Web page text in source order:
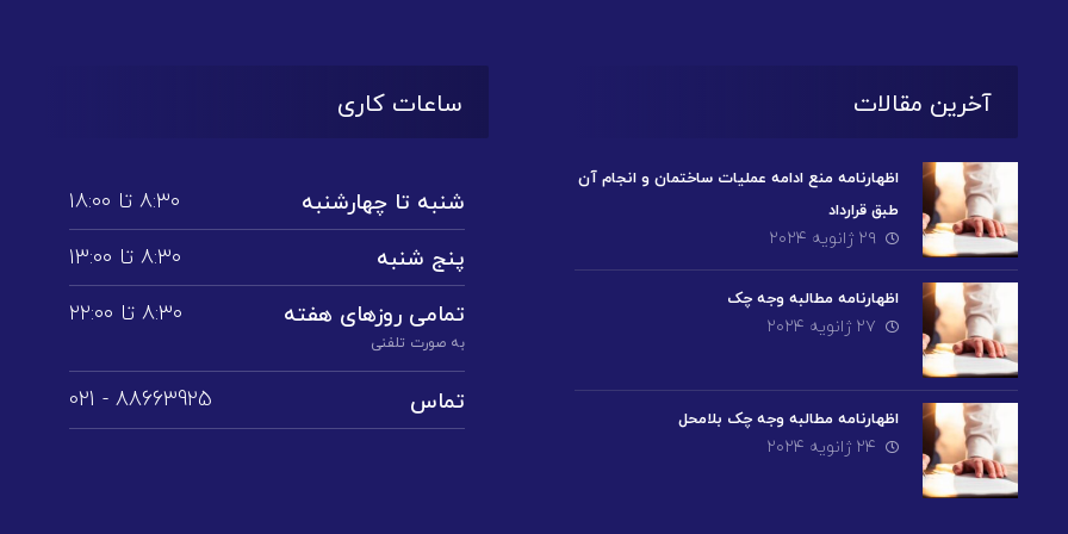
آخرین مقالات
اظهارنامه منع ادامه عملیات ساختمان و انجام آن
طبق قرارداد
۲۹ ژانویه ۲۰۲۴
اظهارنامه مطالبه وجه چک
۲۷ ژانویه ۲۰۲۴
اظهارنامه مطالبه وجه چک بلامحل
۲۴ ژانویه ۲۰۲۴
ساعات کاری
شنبه تا چهارشنبه
۸:۳۰ تا ۱۸:۰۰
پنج شنبه
۸:۳۰ تا ۱3:۰۰
تمامی روز‌های هفته
به صورت تلفنی
۸:۳۰ تا ۲۲:۰۰
تماس 88663925 - 021